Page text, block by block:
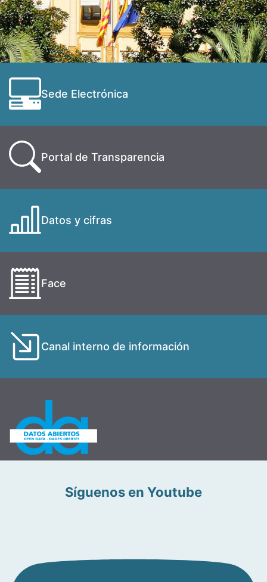
Sede Electrónica
Portal de Transparencia
Datos y cifras
Face
Canal interno de información
Síguenos en Youtube